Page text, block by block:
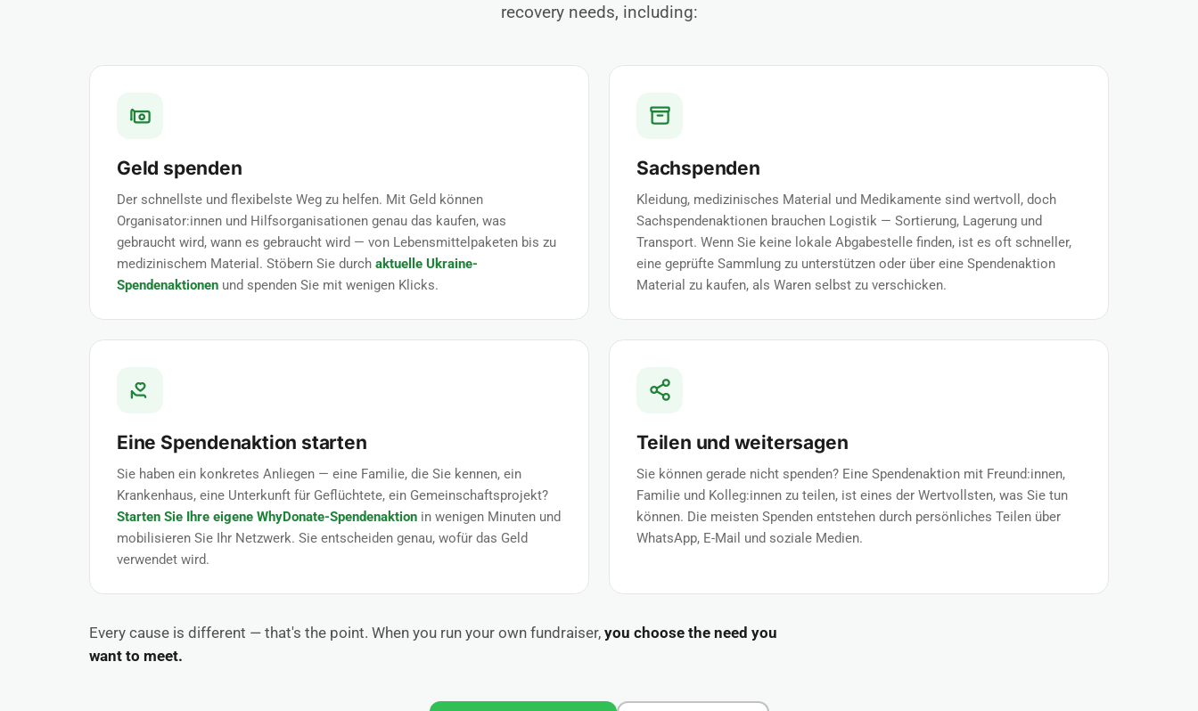
recovery needs, including:
Geld spenden
Der schnellste und flexibelste Weg zu helfen. Mit Geld können
Organisator:innen und Hilfsorganisationen genau das kaufen, was
gebraucht wird, wann es gebraucht wird — von Lebensmittelpaketen bis zu
medizinischem Material. Stöbern Sie durch aktuelle Ukraine-
Spendenaktionen und spenden Sie mit wenigen Klicks.
Sachspenden
Kleidung, medizinisches Material und Medikamente sind wertvoll, doch
Sachspendenaktionen brauchen Logistik — Sortierung, Lagerung und
Transport. Wenn Sie keine lokale Abgabestelle finden, ist es oft schneller,
eine geprüfte Sammlung zu unterstützen oder über eine Spendenaktion
Material zu kaufen, als Waren selbst zu verschicken.
Eine Spendenaktion starten
Sie haben ein konkretes Anliegen — eine Familie, die Sie kennen, ein
Krankenhaus, eine Unterkunft für Geflüchtete, ein Gemeinschaftsprojekt?
Starten Sie Ihre eigene WhyDonate-Spendenaktion in wenigen Minuten und
mobilisieren Sie Ihr Netzwerk. Sie entscheiden genau, wofür das Geld
verwendet wird.
Teilen und weitersagen
Sie können gerade nicht spenden? Eine Spendenaktion mit Freund:innen,
Familie und Kolleg:innen zu teilen, ist eines der Wertvollsten, was Sie tun
können. Die meisten Spenden entstehen durch persönliches Teilen über
WhatsApp, E-Mail und soziale Medien.
Every cause is different — that's the point. When you run your own fundraiser, you choose the need you
want to meet.